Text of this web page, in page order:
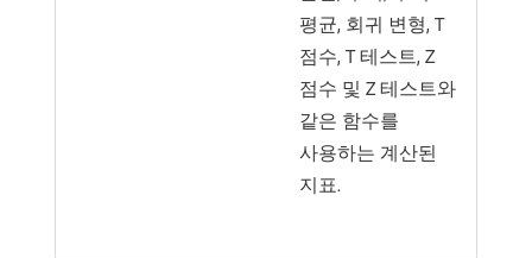
평균, 회귀 변형, T
점수, T 테스트, Z
점수 및 Z 테스트와
같은 함수를
사용하는 계산된
지표.